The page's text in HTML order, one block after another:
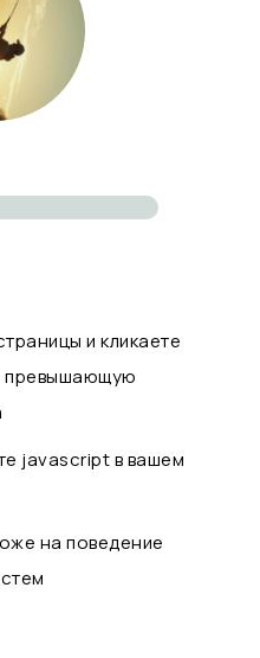
и кликаете
превышающую
javascript в вашем
на поведение